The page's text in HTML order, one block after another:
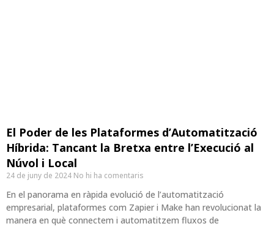
El Poder de les Plataformes d’Automatització
Híbrida: Tancant la Bretxa entre l’Execució al
Núvol i Local
24 de juny de 2024 No hi ha comentaris
En el panorama en ràpida evolució de l’automatització
empresarial, plataformes com Zapier i Make han revolucionat la
manera en què connectem i automatitzem fluxos de